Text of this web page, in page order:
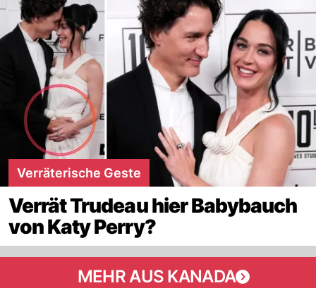
Verräterische Geste
Verrät Trudeau hier Babybauch
von Katy Perry?
MEHR AUS KANADA